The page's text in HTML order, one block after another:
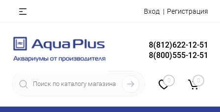
Вход Регистрация
8(812)622-12-51
8(800)555-12-51
0 0